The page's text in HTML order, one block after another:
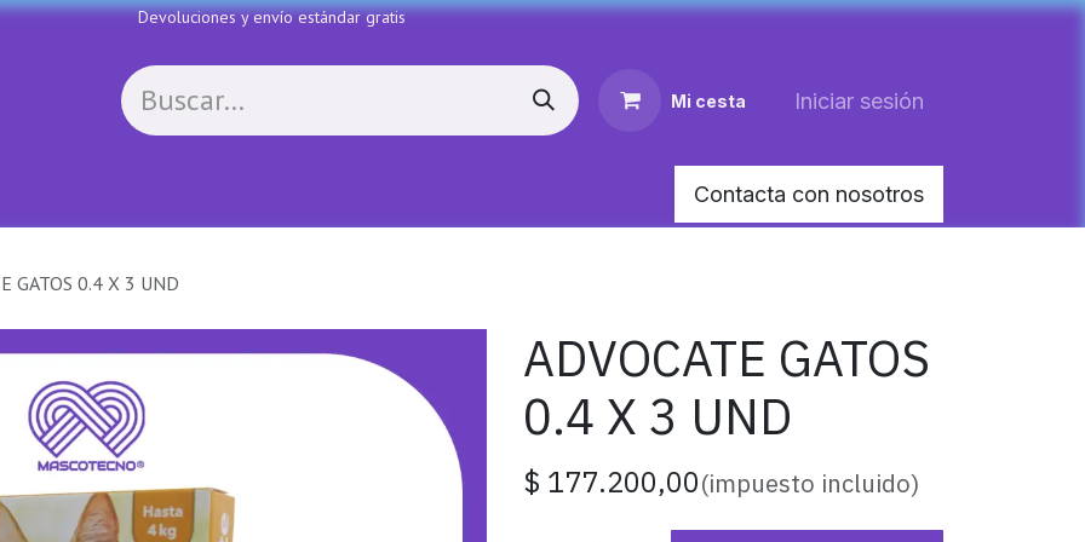
Devoluciones y envío estándar gratis
Mi cesta Iniciar sesión
COLLAR MEDIANO PARA PERRO HEMOLITAN X 60
Contacta con nosotros
GATOS 0.4 X 3 UND
ADVOCATE GATOS
0.4 X 3 UND
$ 177.200,00(impuesto incluido)